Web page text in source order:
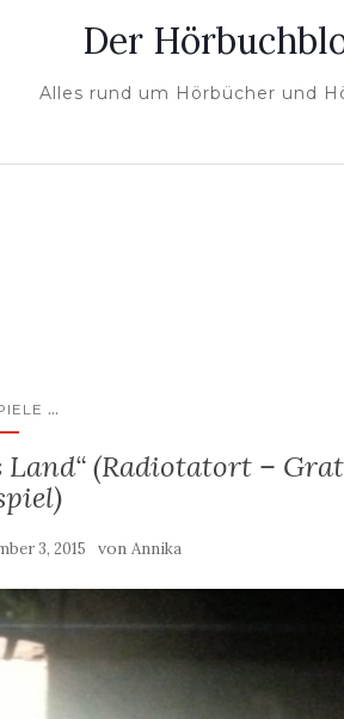
Der
Alles rund um Hörbücher und
...
Land“ (Radiotatort –
3, 2015 vonAnnika